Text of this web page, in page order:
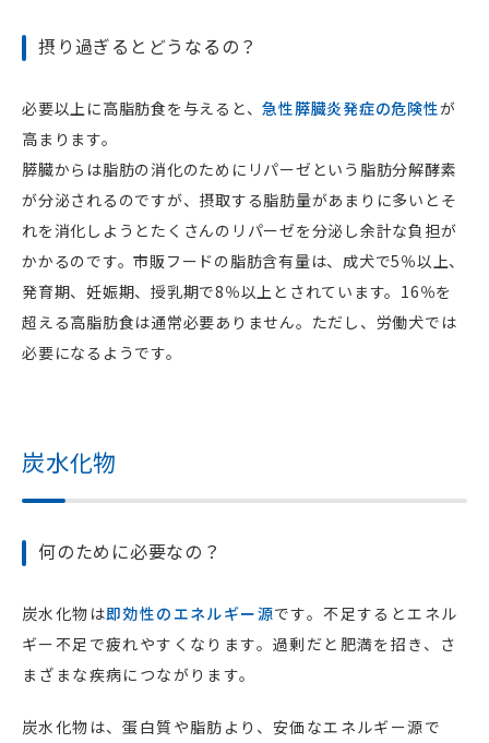
摂り過ぎるとどうなるの？
必要以上に高脂肪食を与えると、急性膵臓炎発症の危険性が
高まります。
膵臓からは脂肪の消化のためにリパーゼという脂肪分解酵素
が分泌されるのですが、摂取する脂肪量があまりに多いとそ
れを消化しようとたくさんのリパーゼを分泌し余計な負担が
かかるのです。市販フードの脂肪含有量は、成犬で5％以上、
発育期、妊娠期、授乳期で8％以上とされています。16％を
超える高脂肪食は通常必要ありません。ただし、労働犬では
必要になるようです。
炭水化物
何のために必要なの？
炭水化物は即効性のエネルギー源です。不足するとエネル
ギー不足で疲れやすくなります。過剰だと肥満を招き、さ
まざまな疾病につながります。
炭水化物は、蛋白質や脂肪より、安価なエネルギー源で